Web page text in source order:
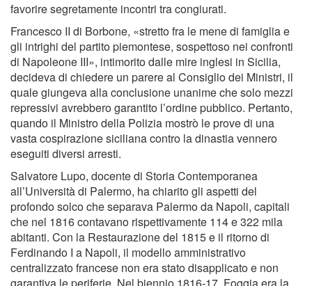
favorire segretamente incontri tra congiurati.
Francesco II di Borbone, «stretto fra le mene di famiglia e
gli intrighi del partito piemontese, sospettoso nei confronti
di Napoleone III», intimorito dalle mire inglesi in Sicilia,
decideva di chiedere un parere al Consiglio dei Ministri, il
quale giungeva alla conclusione unanime che solo mezzi
repressivi avrebbero garantito l’ordine pubblico. Pertanto,
quando il Ministro della Polizia mostrò le prove di una
vasta cospirazione siciliana contro la dinastia vennero
eseguiti diversi arresti.
Salvatore Lupo, docente di Storia Contemporanea
all’Università di Palermo, ha chiarito gli aspetti del
profondo solco che separava Palermo da Napoli, capitali
che nel 1816 contavano rispettivamente 114 e 322 mila
abitanti. Con la Restaurazione del 1815 e il ritorno di
Ferdinando I a Napoli, il modello amministrativo
centralizzato francese non era stato disapplicato e non